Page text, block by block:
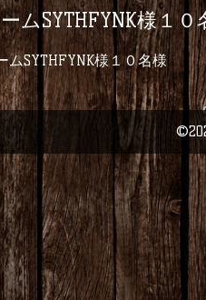
ムSYTHFYNK様１０
ムSYTHFYNK様１０名様